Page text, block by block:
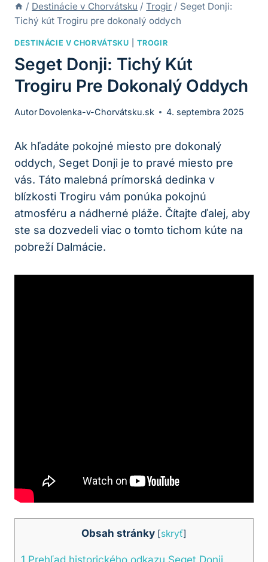
/ Destinácie v Chorvátsku / Trogir / Seget Donji:
Tichý kút Trogiru pre dokonalý oddych
DESTINÁCIE V CHORVÁTSKU |TROGIR
Seget Donji: Tichý Kút
Trogiru Pre Dokonalý Oddych
Autor Dovolenka-v-Chorvátsku.sk 4. septembra 2025
Ak hľadáte pokojné miesto pre dokonalý
oddych, Seget Donji je to pravé miesto pre
vás. Táto malebná prímorská dedinka v
blízkosti Trogiru vám ponúka pokojnú
atmosféru a nádherné pláže. Čítajte ďalej, aby
ste sa dozvedeli viac o tomto tichom kúte na
pobreží Dalmácie.
Obsah stránky [skryť]
1 Prehľad historického odkazu Seget Donji